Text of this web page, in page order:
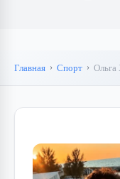
Главная Спорт Ольга